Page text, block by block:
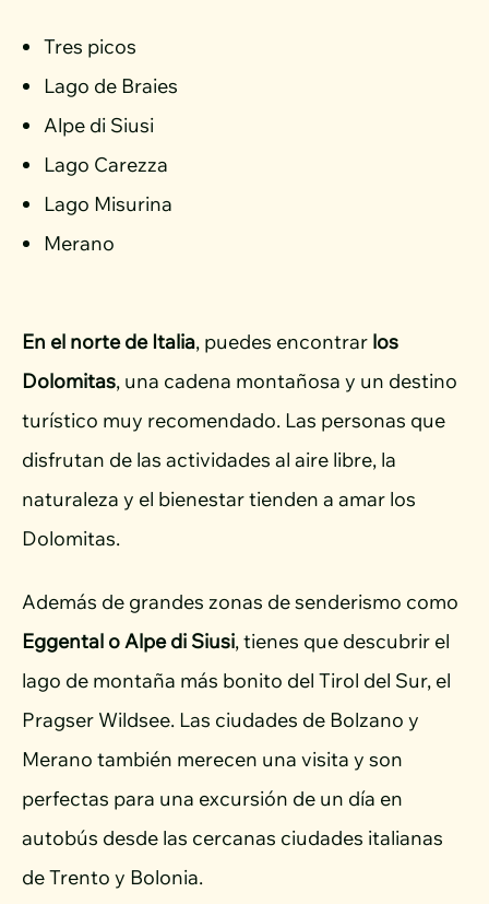
Tres picos
Lago de Braies
Alpe di Siusi
Lago Carezza
Lago Misurina
Merano
En el norte de Italia, puedes encontrar los
Dolomitas, una cadena montañosa y un destino
turístico muy recomendado. Las personas que
disfrutan de las actividades al aire libre, la
naturaleza y el bienestar tienden a amar los
Dolomitas.
Además de grandes zonas de senderismo como
Eggental o Alpe di Siusi, tienes que descubrir el
lago de montaña más bonito del Tirol del Sur, el
Pragser Wildsee. Las ciudades de Bolzano y
Merano también merecen una visita y son
perfectas para una excursión de un día en
autobús desde las cercanas ciudades italianas
de Trento y Bolonia.